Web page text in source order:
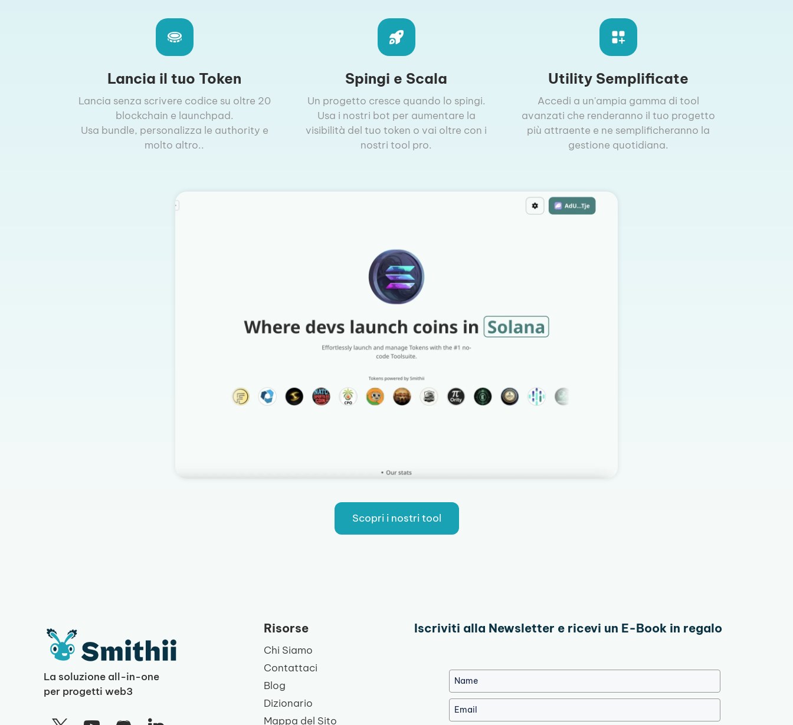
Lancia il tuo Token
Lancia senza scrivere codice su oltre 20
blockchain e launchpad.
Usa bundle, personalizza le authority e
molto altro..
Spingi e Scala
Un progetto cresce quando lo spingi.
Usa i nostri bot per aumentare la
visibilità del tuo token o vai oltre con i
nostri tool pro.
Utility Semplificate
Accedi a un'ampia gamma di tool
avanzati che renderanno il tuo progetto
più attraente e ne semplificheranno la
gestione quotidiana.
Scopri i nostri tool
La soluzione all-in-one
per progetti web3
Risorse
Chi Siamo
Contattaci
Blog
Dizionario
Mappa del Sito
Iscriviti alla Newsletter e ricevi un E-Book in regalo